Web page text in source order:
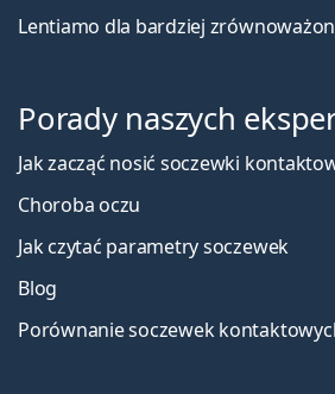
Lentiamo dla bardziej
Porady naszych
Jak zacząć nosić soczewki
Choroba oczu
Jak czytać parametry soczewek
Blog
Porównanie soczewek